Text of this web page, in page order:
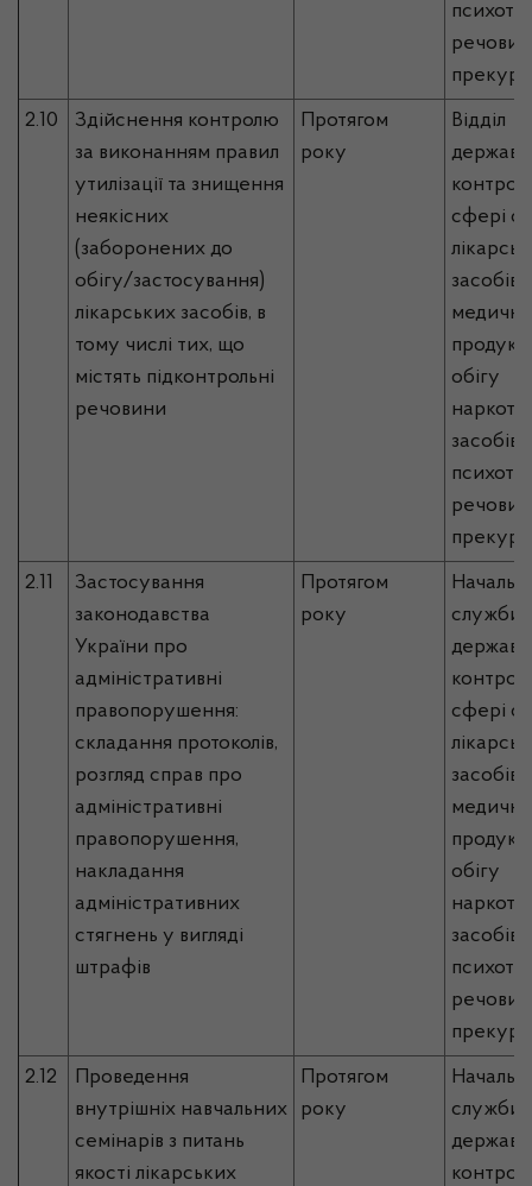
речовин
2.10
Здійснення контролю
за виконанням правил
утилізації та знищення
неякісних
(заборонених до
обігу/застосування)
лікарських засобів, в
тому числі тих, що
містять підконтрольні
речовини
Протягом
року
Відділ
сфері
засобів,
обігу
засобів,
речовин
2.11
Застосування
законодавства
України про
адміністративні
правопорушення:
складання протоколів,
розгляд справ про
адміністративні
правопорушення,
накладання
адміністративних
стягнень у вигляді
штрафів
Протягом
року
служби,
сфері
засобів,
обігу
засобів,
речовин
2.12
Проведення
внутрішніх навчальних
семінарів з питань
якості лікарських
Протягом
року
служби,